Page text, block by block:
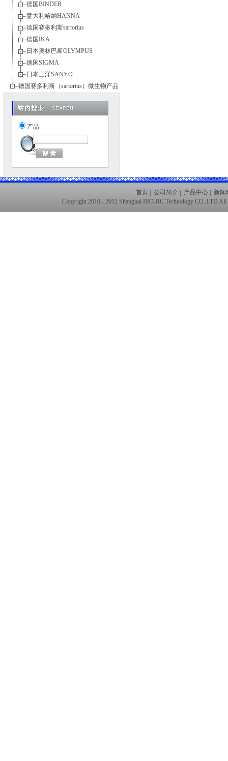
德国BINDER
意大利哈纳HANNA
德国赛多利斯sartorius
德国IKA
日本奥林巴斯OLYMPUS
德国SIGMA
日本三洋SANYO
德国赛多利斯（sartorius）微生物产品
产品
首页 公司简介 产品中心
新闻
Copyright 2010 - 2012 Shanghai BIO-RC Technology CO.,LTD